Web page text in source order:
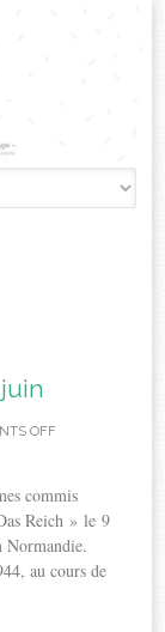
OFF
commis
Reich » le 9
Normandie.
au cours de